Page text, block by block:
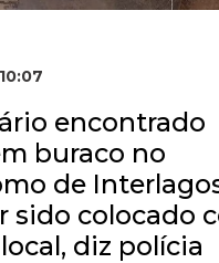
encontrado
buraco no
de
sido colocado
diz polícia